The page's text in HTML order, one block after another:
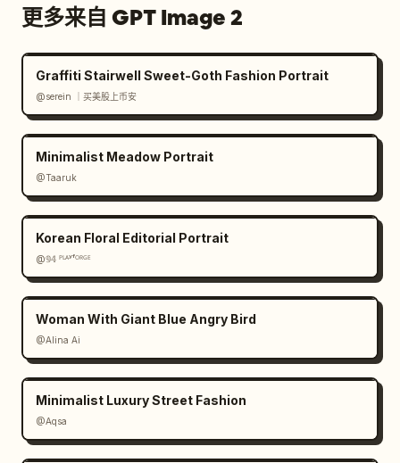
更多来自 GPT Image 2
Graffiti Stairwell Sweet-Goth Fashion Portrait
@serein ｜买美股上币安
Minimalist Meadow Portrait
@Taaruk
Korean Floral Editorial Portrait
@𝟡𝟜 ᴾᴸᴬʸᶠᴼᴿᴳᴱ
Woman With Giant Blue Angry Bird
@Alina Ai
Minimalist Luxury Street Fashion
@Aqsa